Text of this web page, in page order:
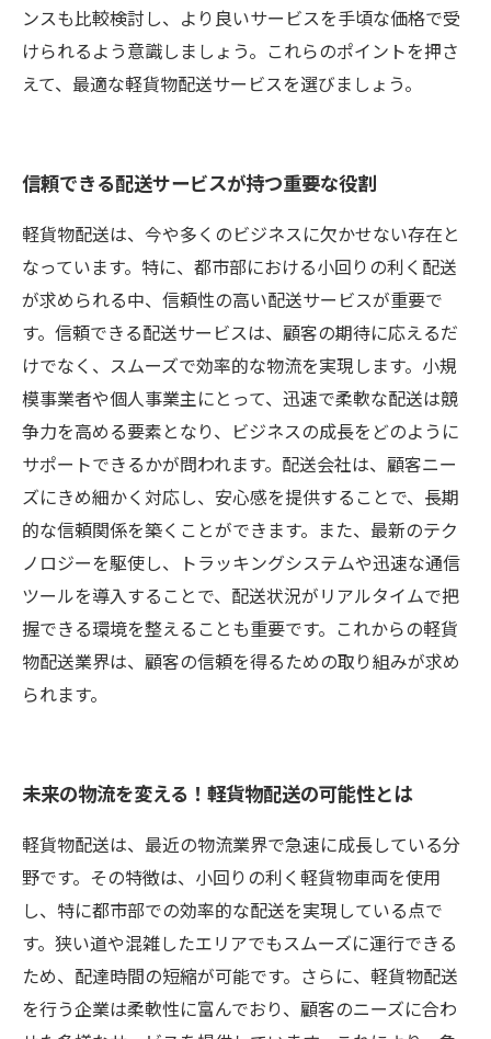
ンスも比較検討し、より良いサービスを手頃な価格で受
けられるよう意識しましょう。これらのポイントを押さ
えて、最適な軽貨物配送サービスを選びましょう。
信頼できる配送サービスが持つ重要な役割
軽貨物配送は、今や多くのビジネスに欠かせない存在と
なっています。特に、都市部における小回りの利く配送
が求められる中、信頼性の高い配送サービスが重要で
す。信頼できる配送サービスは、顧客の期待に応えるだ
けでなく、スムーズで効率的な物流を実現します。小規
模事業者や個人事業主にとって、迅速で柔軟な配送は競
争力を高める要素となり、ビジネスの成長をどのように
サポートできるかが問われます。配送会社は、顧客ニー
ズにきめ細かく対応し、安心感を提供することで、長期
的な信頼関係を築くことができます。また、最新のテク
ノロジーを駆使し、トラッキングシステムや迅速な通信
ツールを導入することで、配送状況がリアルタイムで把
握できる環境を整えることも重要です。これからの軽貨
物配送業界は、顧客の信頼を得るための取り組みが求め
られます。
未来の物流を変える！軽貨物配送の可能性とは
軽貨物配送は、最近の物流業界で急速に成長している分
野です。その特徴は、小回りの利く軽貨物車両を使用
し、特に都市部での効率的な配送を実現している点で
す。狭い道や混雑したエリアでもスムーズに運行できる
ため、配達時間の短縮が可能です。さらに、軽貨物配送
を行う企業は柔軟性に富んでおり、顧客のニーズに合わ